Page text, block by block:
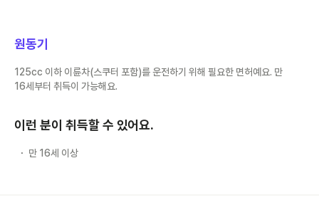
원동기
125cc 이하 이륜차(스쿠터 포함)를 운전하기 위해 필요한 면허예요. 만
16세부터 취득이 가능해요.
이런 분이 취득할 수 있어요.
만 16세 이상